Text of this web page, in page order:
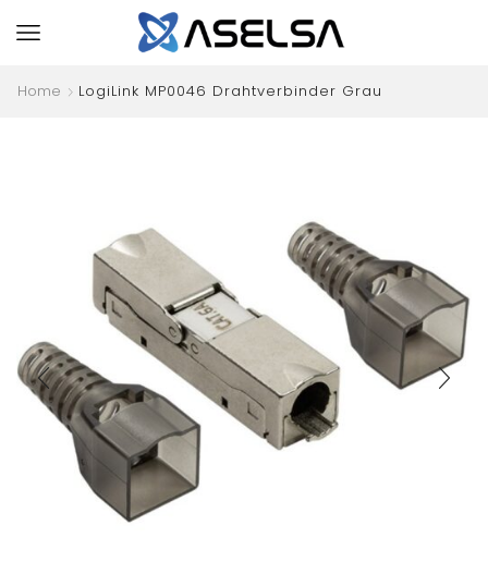
Home LogiLink MP0046 Drahtverbinder Grau